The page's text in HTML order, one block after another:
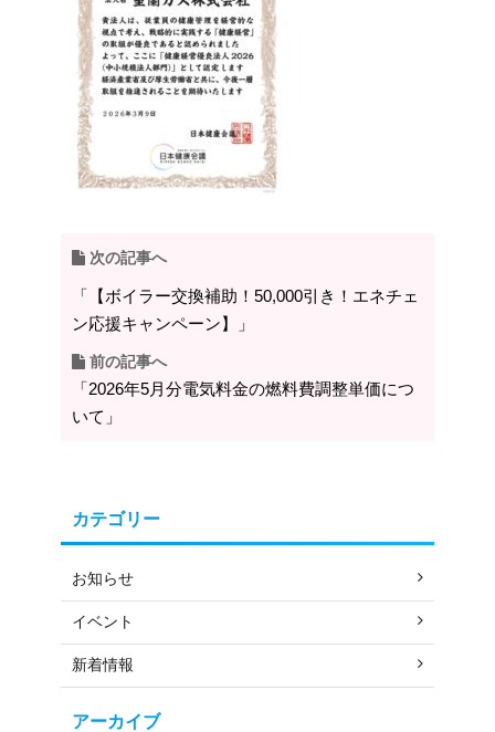
次の記事へ
「【ボイラー交換補助！50,000引き！エネチェ
ン応援キャンペーン】」
前の記事へ
「2026年5月分電気料金の燃料費調整単価につ
いて」
カテゴリー
お知らせ
イベント
新着情報
アーカイブ